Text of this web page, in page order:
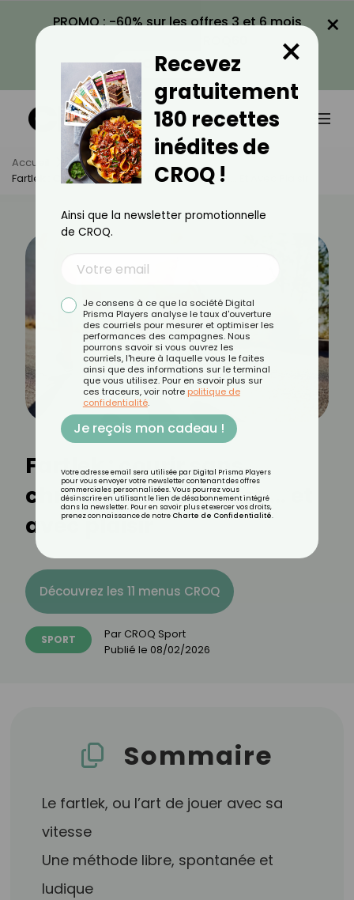
PROMO : -60% sur les offres 3 et 6 mois
VOIR LA PROMO
×
Accueil Actus
Sport
Fartlek : Courir Sans Chrono, Sans Pression… Et Avec Plaisir
Fartlek : courir sans
chrono, sans pression… et
avec plaisir
Découvrez les 11 menus CROQ
SPORT Par CROQ Sport
Publié le 08/02/2026
Sommaire
Le fartlek, ou l’art de jouer avec sa
vitesse
Une méthode libre, spontanée et
ludique
Recevez
gratuitement
180 recettes
inédites de
CROQ !
×
Ainsi que la newsletter promotionnelle
de CROQ.
Je consens à ce que la société Digital
Prisma Players analyse le taux d'ouverture
des courriels pour mesurer et optimiser les
performances des campagnes. Nous
pourrons savoir si vous ouvrez les
courriels, l'heure à laquelle vous le faites
ainsi que des informations sur le terminal
que vous utilisez. Pour en savoir plus sur
ces traceurs, voir notre politique de
confidentialité.
Je reçois mon cadeau !
Votre adresse email sera utilisée par Digital Prisma Players
pour vous envoyer votre newsletter contenant des offres
commerciales personnalisées. Vous pourrez vous
désinscrire en utilisant le lien de désabonnement intégré
dans la newsletter. Pour en savoir plus et exercer vos droits,
prenez connaissance de notre Charte de Confidentialité.